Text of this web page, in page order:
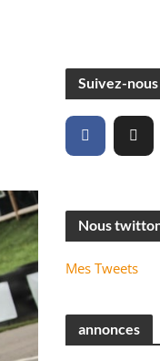
Suivez-nous
Nous
Mes Tweets
annonces